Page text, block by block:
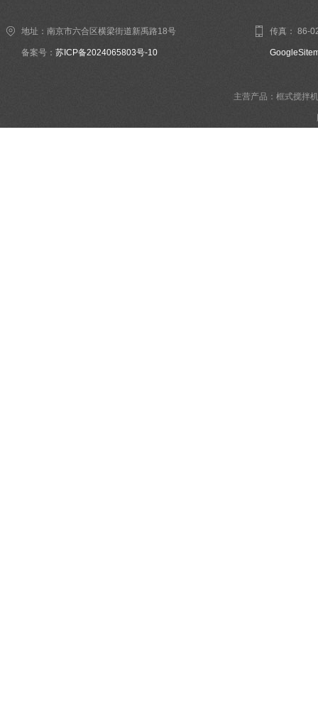
地址：南京市六合区横梁街道新禹路18号
备案号： 苏ICP备2024065803号-10
传真： 86-
主营产品：框式搅拌